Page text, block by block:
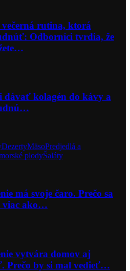
rutina, ktorá
Odborníci tvrdia, že
dávať kolagén do kávy a
DezertyMäsoPredjedlá a
plodyŠaláty
má svoje čaro. Prečo sa
viac ako…
vytvára domov aj
Prečo by si mal vedieť…